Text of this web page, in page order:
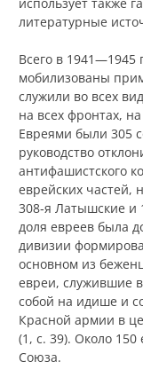
использует также
литературные
Всего в
мобилизованы
служили во всех
на всех фронтах,
Евреями были 305
руководство
антифашистского
еврейских частей,
308‑я Латышские и
доля евреев была
дивизии
основном из
евреи, служившие
собой на идише и
Красной армии в
(1, с. 39). Около 150
Союза.